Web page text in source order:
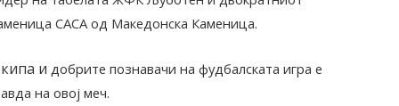
САСА од Македонска Каменица.
идобрите познавачи на фудбалската игра е
на овој меч.